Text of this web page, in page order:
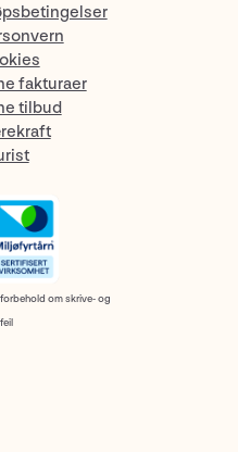
fakturaer
tilbud
om skrive- og